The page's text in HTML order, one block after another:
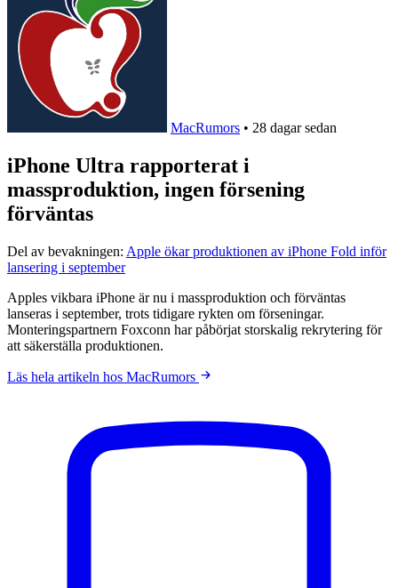
MacRumors • 28 dagar sedan
iPhone Ultra rapporterat i
massproduktion, ingen försening
förväntas
Del av bevakningen: Apple ökar produktionen av iPhone Fold inför
lansering i september
Apples vikbara iPhone är nu i massproduktion och förväntas
lanseras i september, trots tidigare rykten om förseningar.
Monteringspartnern Foxconn har påbörjat storskalig rekrytering för
att säkerställa produktionen.
Läs hela artikeln hos MacRumors